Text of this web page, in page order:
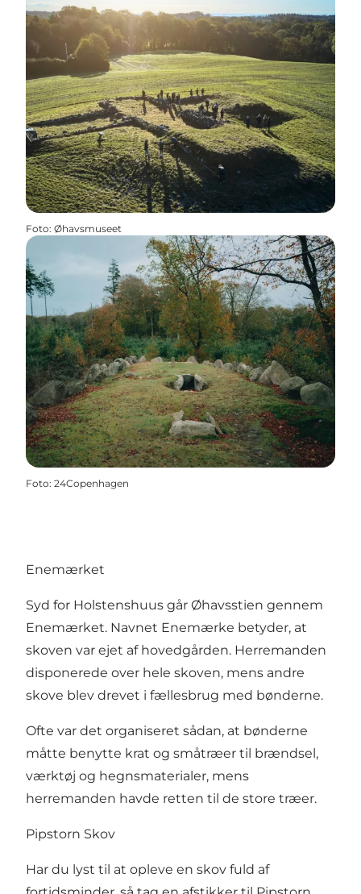
Foto: Øhavsmuseet
Foto: 24Copenhagen
Enemærket
Syd for Holstenshuus går Øhavsstien gennem
Enemærket. Navnet Enemærke betyder, at
skoven var ejet af hovedgården. Herremanden
disponerede over hele skoven, mens andre
skove blev drevet i fællesbrug med bønderne.
Ofte var det organiseret sådan, at bønderne
måtte benytte krat og småtræer til brændsel,
værktøj og hegnsmaterialer, mens
herremanden havde retten til de store træer.
Pipstorn Skov
Har du lyst til at opleve en skov fuld af